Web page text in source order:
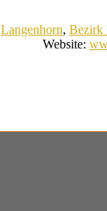
Langenhorn, Bezirk
Website: